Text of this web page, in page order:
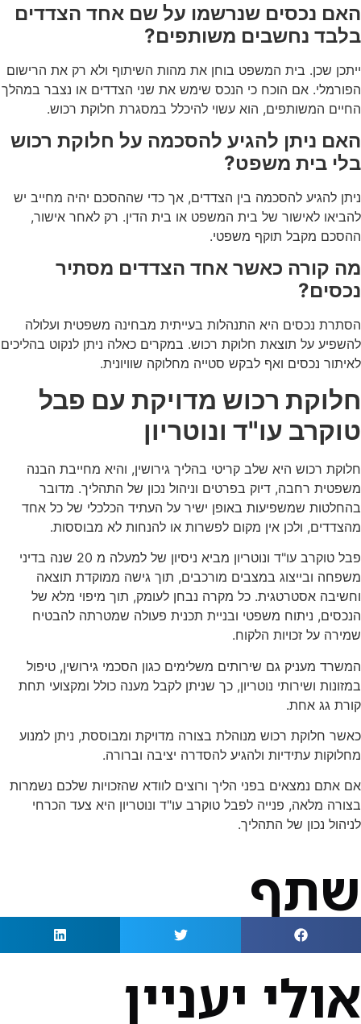
האם נכסים שנרשמו על שם אחד הצדדים
בלבד נחשבים משותפים?
ייתכן שכן. בית המשפט בוחן את מהות השיתוף ולא רק את הרישום
הפורמלי. אם הוכח כי הנכס שימש את שני הצדדים או נצבר במהלך
החיים המשותפים, הוא עשוי להיכלל במסגרת חלוקת רכוש.
האם ניתן להגיע להסכמה על חלוקת רכוש
בלי בית משפט?
ניתן להגיע להסכמה בין הצדדים, אך כדי שההסכם יהיה מחייב יש
להביאו לאישור של בית המשפט או בית הדין. רק לאחר אישור,
ההסכם מקבל תוקף משפטי.
מה קורה כאשר אחד הצדדים מסתיר
נכסים?
הסתרת נכסים היא התנהלות בעייתית מבחינה משפטית ועלולה
להשפיע על תוצאת חלוקת רכוש. במקרים כאלה ניתן לנקוט בהליכים
לאיתור נכסים ואף לבקש סטייה מחלוקה שוויונית.
חלוקת רכוש מדויקת עם פבל
טוקרב עו"ד ונוטריון
חלוקת רכוש היא שלב קריטי בהליך גירושין, והיא מחייבת הבנה
משפטית רחבה, דיוק בפרטים וניהול נכון של התהליך. מדובר
בהחלטות שמשפיעות באופן ישיר על העתיד הכלכלי של כל אחד
מהצדדים, ולכן אין מקום לפשרות או להנחות לא מבוססות.
פבל טוקרב עו"ד ונוטריון מביא ניסיון של למעלה מ 20 שנה בדיני
משפחה ובייצוג במצבים מורכבים, תוך גישה ממוקדת תוצאה
וחשיבה אסטרטגית. כל מקרה נבחן לעומק, תוך מיפוי מלא של
הנכסים, ניתוח משפטי ובניית תכנית פעולה שמטרתה להבטיח
שמירה על זכויות הלקוח.
המשרד מעניק גם שירותים משלימים כגון הסכמי גירושין, טיפול
במזונות ושירותי נוטריון, כך שניתן לקבל מענה כולל ומקצועי תחת
קורת גג אחת.
כאשר חלוקת רכוש מנוהלת בצורה מדויקת ומבוססת, ניתן למנוע
מחלוקות עתידיות ולהגיע להסדרה יציבה וברורה.
אם אתם נמצאים בפני הליך ורוצים לוודא שהזכויות שלכם נשמרות
בצורה מלאה, פנייה לפבל טוקרב עו"ד ונוטריון היא צעד הכרחי
לניהול נכון של התהליך.
שתף
אולי יעניין